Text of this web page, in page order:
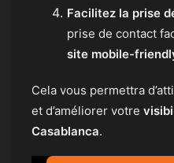
Facilitez la prise
prise de contact
site mobile-
Cela vous permettra
et d’améliorer votre
Casablanca.